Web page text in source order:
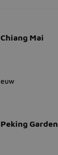
Mai
Garden